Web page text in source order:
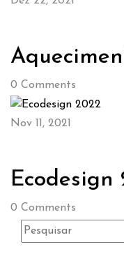
0 Comments
Nov 11, 2021
Ecodesign
0 Comments